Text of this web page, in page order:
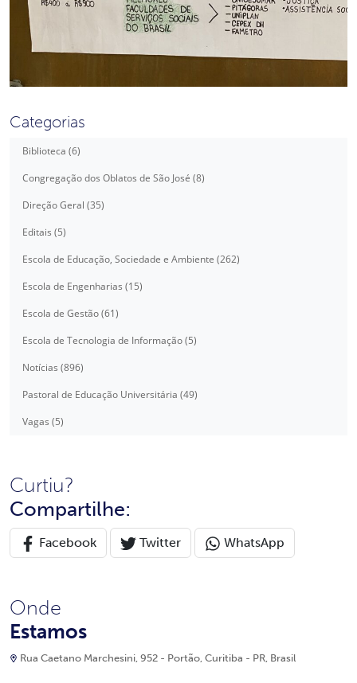
Categorias
Biblioteca (6)
Congregação dos Oblatos de São José (8)
Direção Geral (35)
Editais (5)
Escola de Educação, Sociedade e Ambiente (262)
Escola de Engenharias (15)
Escola de Gestão (61)
Escola de Tecnologia de Informação (5)
Notícias (896)
Pastoral de Educação Universitária (49)
Vagas (5)
Curtiu?
Compartilhe:
Facebook Twitter WhatsApp
Onde
Estamos
Rua Caetano Marchesini, 952 - Portão, Curitiba - PR, Brasil